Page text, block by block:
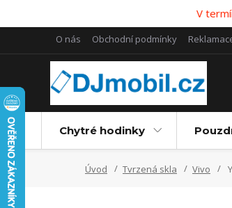
V
O nás Obchodní podmínky
Chytré hodinky
Úvod Tvrzená skla Vivo